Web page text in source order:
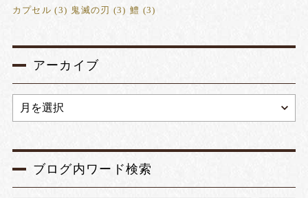
カプセル (3) 鬼滅の刃 (3) 鱧 (3)
アーカイブ
ブログ内ワード検索